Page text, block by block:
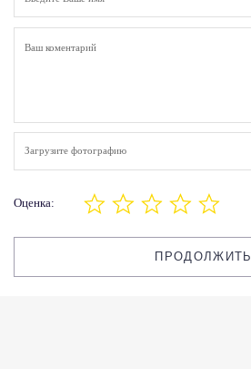
Загрузите фотографию
Оценка:
ПРОДОЛЖИТЬ